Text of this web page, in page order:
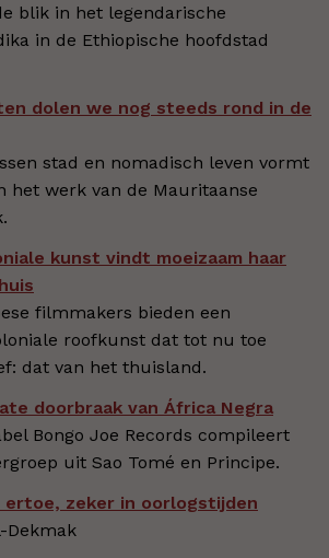
blik in het legendarische
in de Ethiopische hoofdstad
dolen we nog steeds rond in de
stad en nomadisch leven vormt
het werk van de Mauritaanse
kunst vindt moeizaam haar
filmmakers bieden een
roofkunst dat tot nu toe
dat van het thuisland.
doorbraak van África Negra
Bongo Joe Records compileert
uit Sao Tomé en Principe.
ertoe, zeker in oorlogstijden
Dekmak